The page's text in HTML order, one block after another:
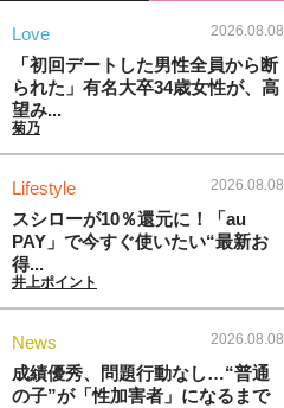
Love 2026.08.08
「初回デートした男性全員から断
られた」有名大卒34歳女性が、高
望み...
菊乃
Lifestyle 2026.08.08
スシローが10％還元に！「au
PAY」で今すぐ使いたい“最新お
得...
井上ポイント
News 2026.08.08
成績優秀、問題行動なし…“普通
の子”が「性加害者」になるまで